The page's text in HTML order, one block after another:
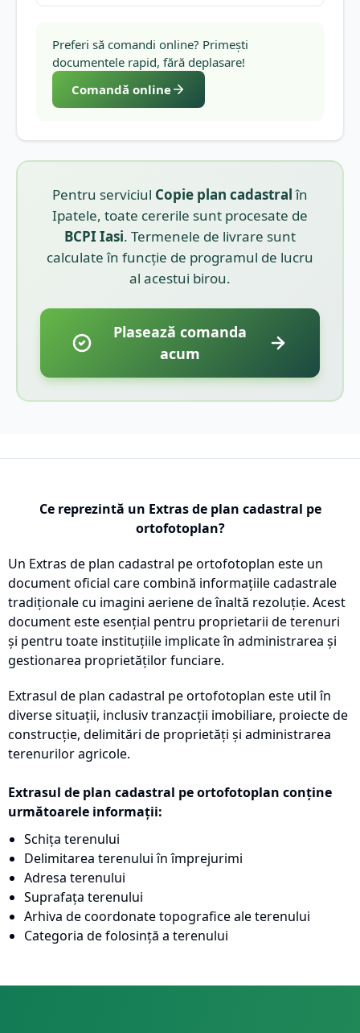
Preferi să comandi online? Primești
documentele rapid, fără deplasare!
Comandă online
Pentru serviciul Copie plan cadastralîn
Ipatele, toate cererile sunt procesate de
BCPI Iasi. Termenele de livrare sunt
calculate în funcție de programul de lucru
al acestui birou.
Plasează comanda
acum
Ce reprezintă un Extras de plan cadastral pe
ortofotoplan?
Un Extras de plan cadastral pe ortofotoplan este un
document oficial care combină informațiile cadastrale
tradiționale cu imagini aeriene de înaltă rezoluție. Acest
document este esențial pentru proprietarii de terenuri
și pentru toate instituțiile implicate în administrarea și
gestionarea proprietăților funciare.
Extrasul de plan cadastral pe ortofotoplan este util în
diverse situații, inclusiv tranzacții imobiliare, proiecte de
construcție, delimitări de proprietăți și administrarea
terenurilor agricole.
Extrasul de plan cadastral pe ortofotoplan conține
următoarele informații:
Schița terenului
Delimitarea terenului în împrejurimi
Adresa terenului
Suprafața terenului
Arhiva de coordonate topografice ale terenului
Categoria de folosință a terenului